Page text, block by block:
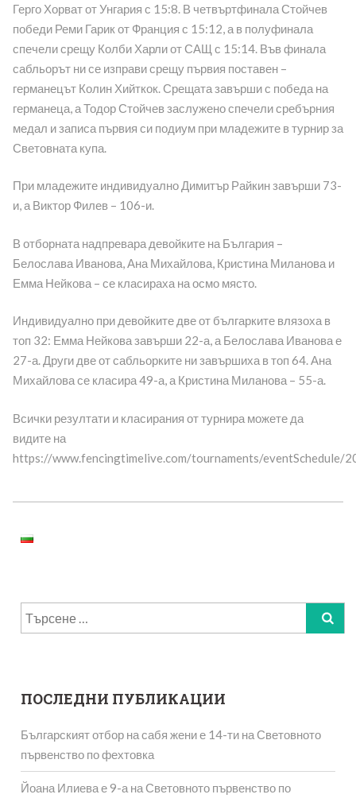
Герго Хорват от Унгария с 15:8. В четвъртфинала Стойчев
победи Реми Гарик от Франция с 15:12, а в полуфинала
спечели срещу Колби Харли от САЩ с 15:14. Във финала
сабльорът ни се изправи срещу първия поставен –
германецът Колин Хийткок. Срещата завърши с победа на
германеца, а Тодор Стойчев заслужено спечели сребърния
медал и записа първия си подиум при младежите в турнир за
Световната купа.
При младежите индивидуално Димитър Райкин завърши 73-
и, а Виктор Филев – 106-и.
В отборната надпревара девойките на България –
Белослава Иванова, Ана Михайлова, Кристина Миланова и
Емма Нейкова – се класираха на осмо място.
Индивидуално при девойките две от българките влязоха в
топ 32: Емма Нейкова завърши 22-а, а Белослава Иванова е
27-а. Други две от сабльорките ни завършиха в топ 64. Ана
Михайлова се класира 49-а, а Кристина Миланова – 55-а.
Всички резултати и класирания от турнира можете да
видите на
https://www.fencingtimelive.com/tournaments/eventSchedule/
Търсене
за:
ПОСЛЕДНИ ПУБЛИКАЦИИ
Българският отбор на сабя жени е 14-ти на Световното
първенство по фехтовка
Йоана Илиева е 9-а на Световното първенство по